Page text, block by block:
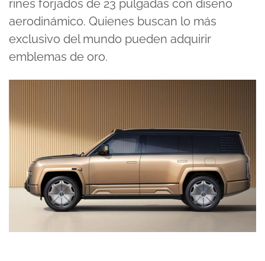
rines forjados de 23 pulgadas con diseño
aerodinámico. Quienes buscan lo más
exclusivo del mundo pueden adquirir
emblemas de oro.